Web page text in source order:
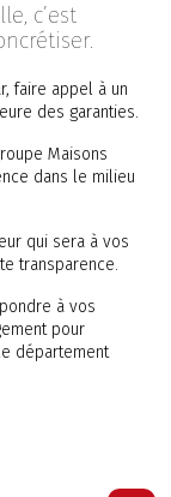
c’est
faire appel à un
des garanties.
Maisons
dans le milieu
qui sera à vos
transparence.
à vos
pour
département